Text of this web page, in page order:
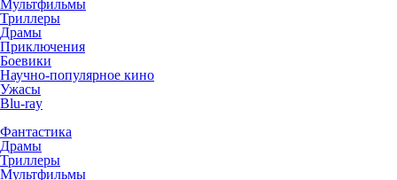
Мультфильмы
Триллеры
Драмы
Приключения
Боевики
Научно-популярное кино
Ужасы
Blu-ray
Фантастика
Драмы
Триллеры
Мультфильмы